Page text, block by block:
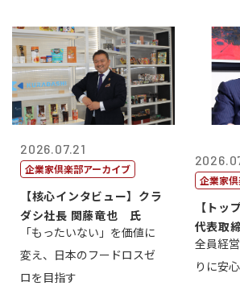
2026.07.21
企業家倶楽部アーカイブ
【核心インタビュー】クラ
ダシ社長 関藤竜也 氏
「もったいない」を価値に
変え、日本のフードロスゼ
ロを目指す
企業家
【トッ
代表取
男
全員経
りに安